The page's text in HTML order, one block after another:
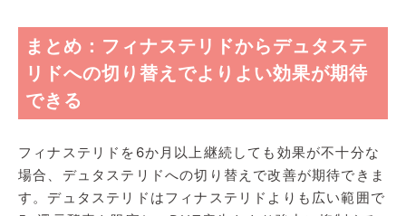
まとめ：フィナステリドからデュタステ
リドへの切り替えでよりよい効果が期待
できる
フィナステリドを6か月以上継続しても効果が不十分な
場合、デュタステリドへの切り替えで改善が期待できま
す。デュタステリドはフィナステリドよりも広い範囲で